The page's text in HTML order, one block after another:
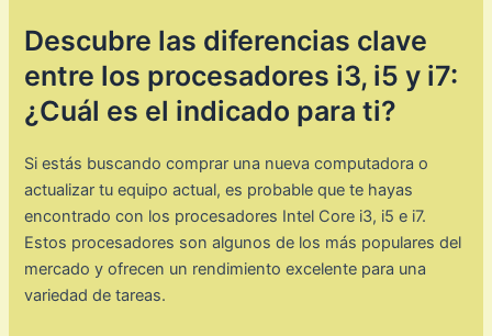
Descubre las diferencias clave
entre los procesadores i3, i5 y i7:
¿Cuál es el indicado para ti?
Si estás buscando comprar una nueva computadora o
actualizar tu equipo actual, es probable que te hayas
encontrado con los procesadores Intel Core i3, i5 e i7.
Estos procesadores son algunos de los más populares del
mercado y ofrecen un rendimiento excelente para una
variedad de tareas.